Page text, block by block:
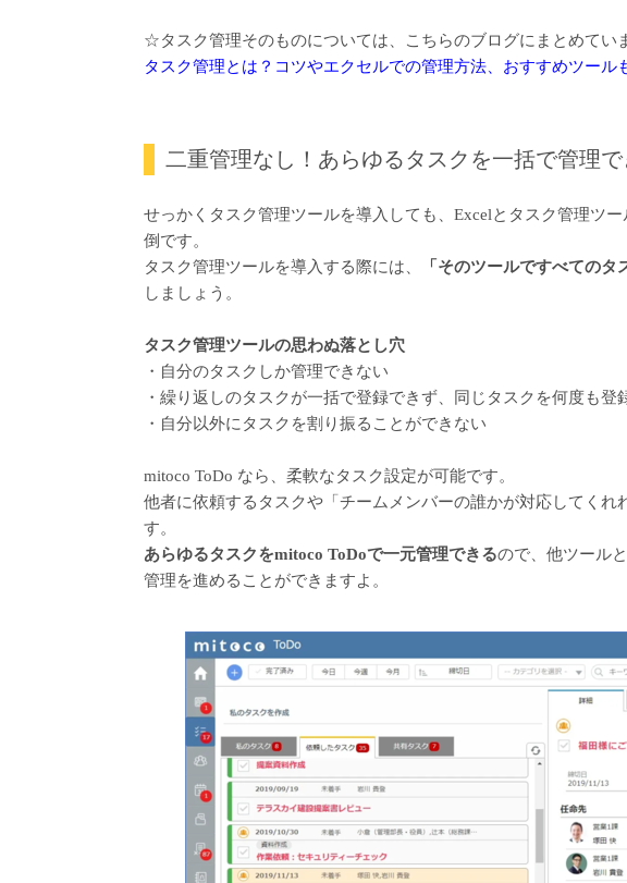
☆タスク管理そのものについては、こちらのブログにまとめてい
タスク管理とは？コツやエクセルでの管理方法、おすすめツール
二重管理なし！あらゆるタスクを一括で管理で
せっかくタスク管理ツールを導入しても、Excelとタスク管理ツ
倒です。
タスク管理ツールを導入する際には、
「そのツールですべてのタ
しましょう。
タスク管理ツールの思わぬ落とし穴
・自分のタスクしか管理できない
・繰り返しのタスクが一括で登録できず、同じタスクを何度も登
・自分以外にタスクを割り振ることができない
mitoco ToDo なら、柔軟なタスク設定が可能です。
他者に依頼するタスクや「チームメンバーの誰かが対応してくれ
す。
あらゆるタスクをmitoco ToDoで一元管理できるので、他ツール
管理を進めることができますよ。